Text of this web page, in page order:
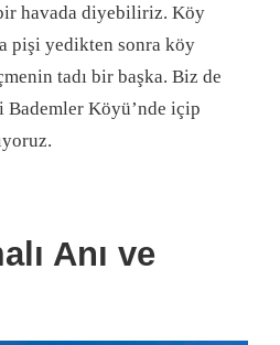
havada diyebiliriz. Köy
pişi yedikten sonra köy
tadı bir başka. Biz de
Bademler Köyü’nde içip
Anı ve